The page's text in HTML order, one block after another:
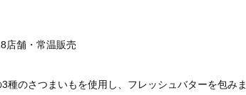
舗・常温販売
種のさつまいもを使用し、フレッシュバターを包みま